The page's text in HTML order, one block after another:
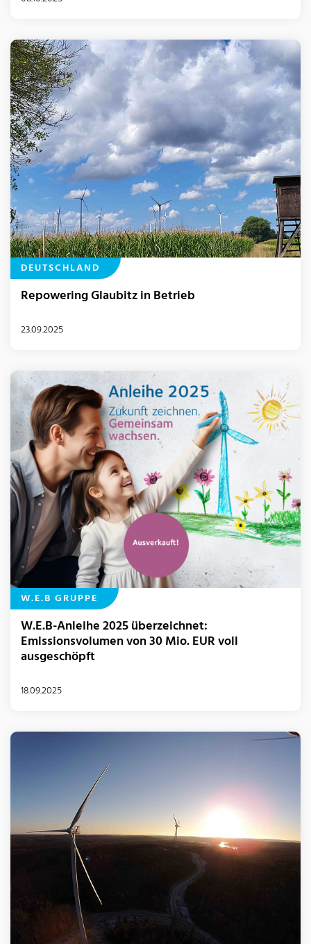
DEUTSCHLAND
Repowering Glaubitz in Betrieb
23.09.2025
W.E.B GRUPPE
W.E.B-Anleihe 2025 überzeichnet:
Emissionsvolumen von 30 Mio. EUR voll
ausgeschöpft
18.09.2025